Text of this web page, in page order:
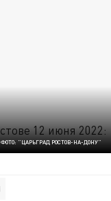
ФОТО: "ЦАРЬГРАД РОСТОВ-НА-ДОНУ"